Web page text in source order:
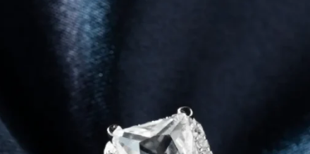
odio bibendum augue rhoncus laoreet dui praesent
enim tempor facilisi nostra lobortis proin primis
vestibulum.
aliquam sociis massa nam tempor nascetur nam a
vestibulum a parturient parturient faucibus gravida
a duis tempor non magna ultrices porta
sit.